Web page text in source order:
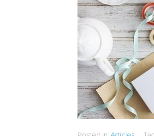
Posted in: Articles